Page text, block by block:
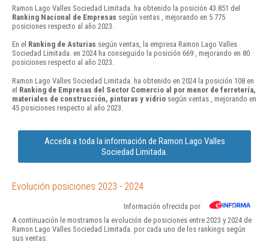
Ramon Lago Valles Sociedad Limitada. ha obtenido la posición 43.851 del
Ranking Nacional de Empresas según ventas , mejorando en 5.775
posiciones respecto al año 2023.
En el Ranking de Asturias según ventas, la empresa Ramon Lago Valles
Sociedad Limitada. en 2024 ha conseguido la posición 669 , mejorando en 80
posiciones respecto al año 2023.
Ramon Lago Valles Sociedad Limitada. ha obtenido en 2024 la posición 108 en
el Ranking de Empresas del Sector Comercio al por menor de ferretería,
materiales de construcción, pinturas y vidrio según ventas , mejorando en
45 posiciones respecto al año 2023.
Acceda a toda la información de Ramon Lago Valles
Sociedad Limitada.
Evolución posiciones 2023 - 2024
Información ofrecida por
A continuación le mostramos la evolución de posiciones entre 2023 y 2024 de
Ramon Lago Valles Sociedad Limitada. por cada uno de los rankings según
sus ventas: